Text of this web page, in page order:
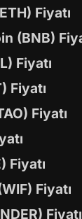
Fiyatı
(BNB)
Fiyatı
Fiyatı
Fiyatı
Fiyatı
Fiyatı
Fiyatı